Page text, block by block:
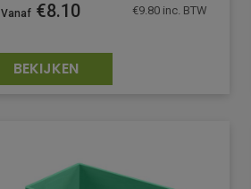
€8.10 €9.80inc. BTW
BEKIJKEN